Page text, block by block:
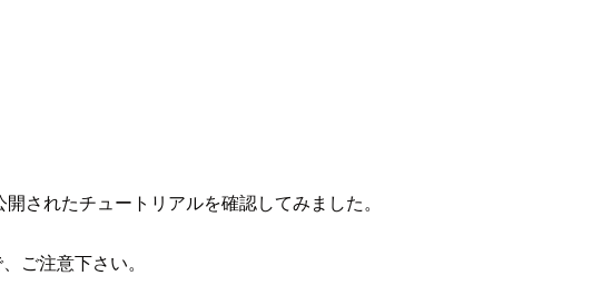
されたチュートリアルを確認してみました。
ご注意下さい。